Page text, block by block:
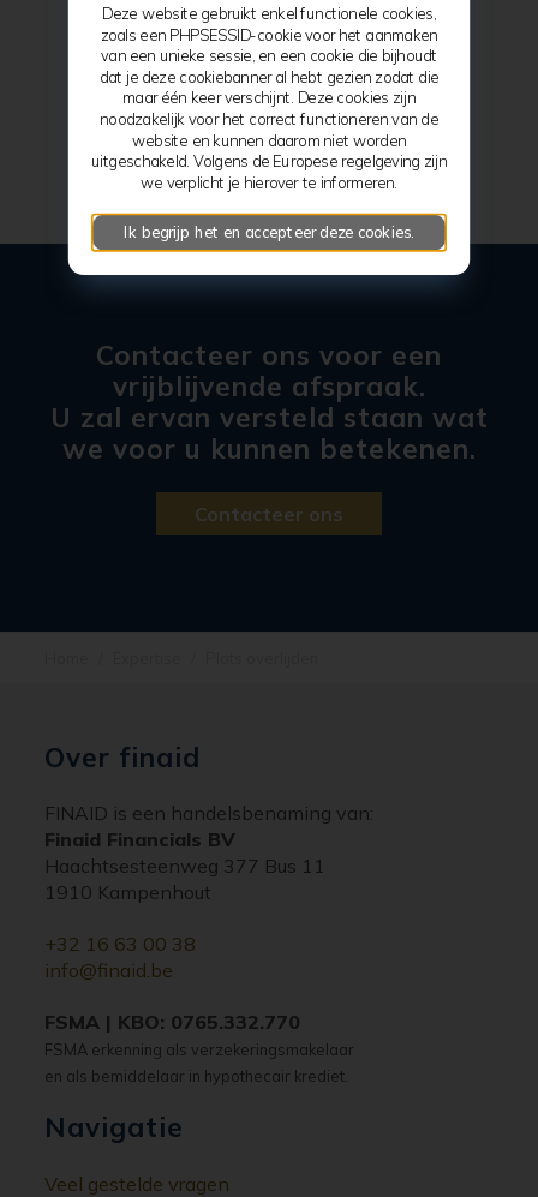
Contacteer ons voor een
vrijblijvende afspraak.
U zal ervan versteld staan wat
we voor u kunnen betekenen.
Contacteer ons
Over finaid
FINAID is een handelsbenaming van:
Finaid Financials BV
Haachtsesteenweg 377 Bus 11
1910 Kampenhout
+32 16 63 00 38
info@finaid.be
FSMA | KBO: 0765.332.770
FSMA erkenning als verzekeringsmakelaar
en als bemiddelaar in hypothecair krediet.
Navigatie
Veel gestelde vragen
Deze website gebruikt enkel functionele cookies,
zoals een PHPSESSID-cookie voor het aanmaken
van een unieke sessie, en een cookie die bijhoudt
dat je deze cookiebanner al hebt gezien zodat die
maar één keer verschijnt. Deze cookies zijn
noodzakelijk voor het correct functioneren van de
website en kunnen daarom niet worden
uitgeschakeld. Volgens de Europese regelgeving zijn
we verplicht je hierover te informeren.
Ik begrijp het en accepteer deze cookies.